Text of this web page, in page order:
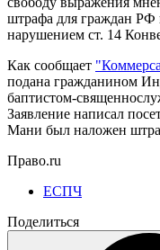
штрафа для граждан РФ
нарушением ст. 14
Как сообщает
подана гражданином
баптистом-
Заявление написал
Мани был наложен
Право.ru
ЕСПЧ
Поделиться